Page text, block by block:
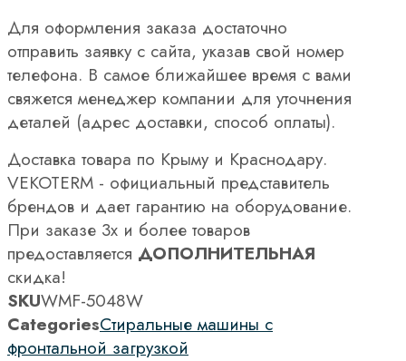
Для оформления заказа достаточно
отправить заявку с сайта, указав свой номер
телефона. В самое ближайшее время с вами
свяжется менеджер компании для уточнения
деталей (адрес доставки, способ оплаты).
Доставка товара по Крыму и Краснодару.
VEKOTERM - официальный представитель
брендов и дает гарантию на оборудование.
При заказе 3х и более товаров
предоставляется ДОПОЛНИТЕЛЬНАЯ
скидка!
SKUWMF-5048W
CategoriesСтиральные машины с
фронтальной загрузкой